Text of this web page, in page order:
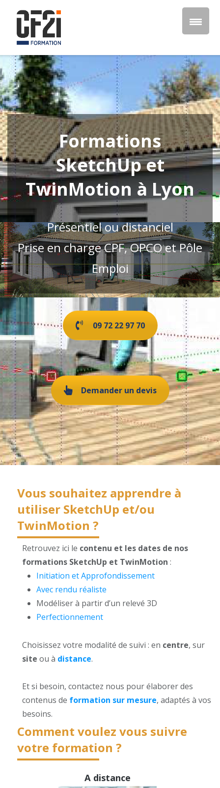
Formations
SketchUp et
TwinMotion à Lyon
Présentiel ou distanciel
Prise en charge CPF, OPCO et Pôle
Emploi
09 72 22 97 70
Demander un devis
Vous souhaitez apprendre à
utiliser SketchUp et/ou
TwinMotion ?
Retrouvez ici le contenu et les dates de nos
formations SketchUp et TwinMotion :
Initiation et Approfondissement
Avec rendu réaliste
Modéliser à partir d’un relevé 3D
Perfectionnement
Choisissez votre modalité de suivi : en centre, sur
site ou à distance.
Et si besoin, contactez nous pour élaborer des
contenus de formation sur mesure, adaptés à vos
besoins.
Comment voulez vous suivre
votre formation ?
A distance